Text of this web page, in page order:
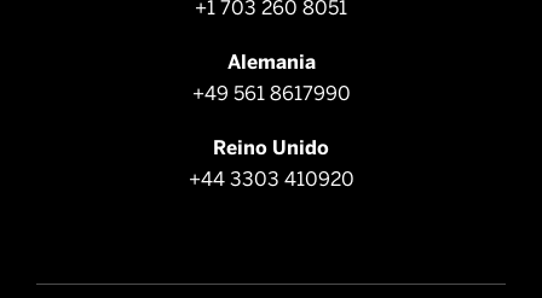
+1 703 260 8051
Alemania
+49 561 8617990
Reino Unido
+44 3303 410920